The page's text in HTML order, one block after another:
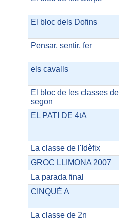
El bloc dels Dofins
Pensar, sentir, fer
els cavalls
El bloc de les classes de
segon
EL PATI DE 4tA
La classe de l'Idèfix
GROC LLIMONA 2007
La parada final
CINQUÈ A
La classe de 2n